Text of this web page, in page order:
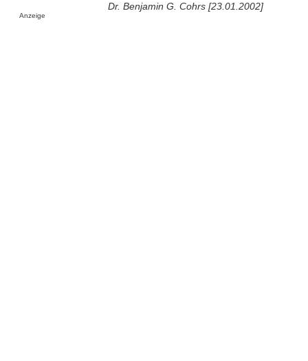
Dr. Benjamin G. Cohrs [23.01.2002]
Anzeige